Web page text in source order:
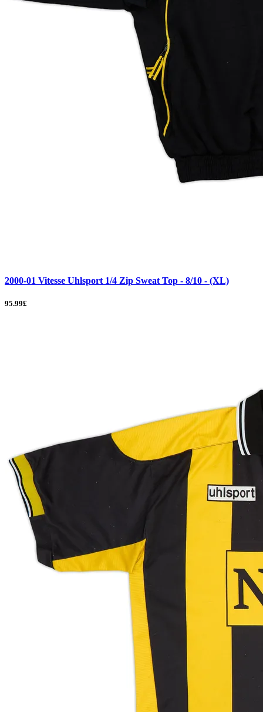
2000-01 Vitesse Uhlsport 1/4 Zip Sweat Top - 8/10 - (XL)
95.99£